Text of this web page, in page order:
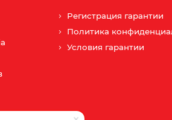
Регистрация гарантии
Политика
Условия гарантии